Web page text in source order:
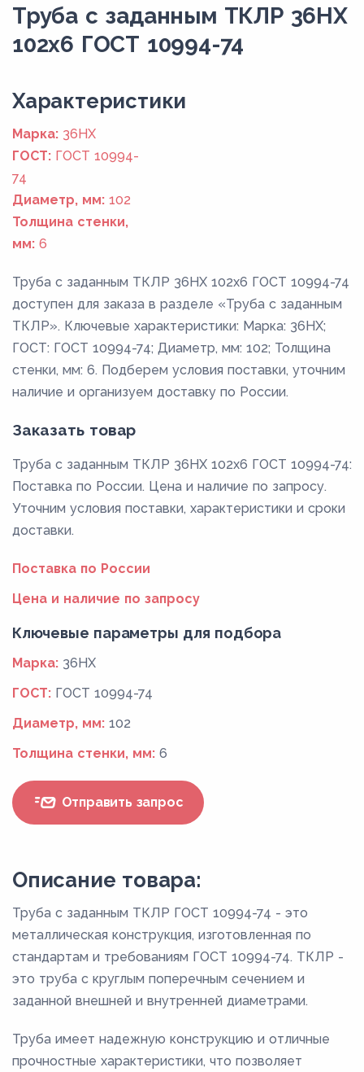
Труба с заданным ТКЛР 36НХ
102x6 ГОСТ 10994-74
Xарактеристики
Марка: 36НХ
ГОСТ: ГОСТ 10994-
74
Диаметр, мм: 102
Толщина стенки,
мм: 6
Труба с заданным ТКЛР 36НХ 102x6 ГОСТ 10994-74
доступен для заказа в разделе «Труба с заданным
ТКЛР». Ключевые характеристики: Марка: 36НХ;
ГОСТ: ГОСТ 10994-74; Диаметр, мм: 102; Толщина
стенки, мм: 6. Подберем условия поставки, уточним
наличие и организуем доставку по России.
Заказать товар
Труба с заданным ТКЛР 36НХ 102x6 ГОСТ 10994-74:
Поставка по России. Цена и наличие по запросу.
Уточним условия поставки, характеристики и сроки
доставки.
Поставка по России
Цена и наличие по запросу
Ключевые параметры для подбора
Марка: 36НХ
ГОСТ: ГОСТ 10994-74
Диаметр, мм: 102
Толщина стенки, мм: 6
Отправить запрос
Описание товара:
Труба с заданным ТКЛР ГОСТ 10994-74 - это
металлическая конструкция, изготовленная по
стандартам и требованиям ГОСТ 10994-74. ТКЛР -
это труба с круглым поперечным сечением и
заданной внешней и внутренней диаметрами.
Труба имеет надежную конструкцию и отличные
прочностные характеристики, что позволяет